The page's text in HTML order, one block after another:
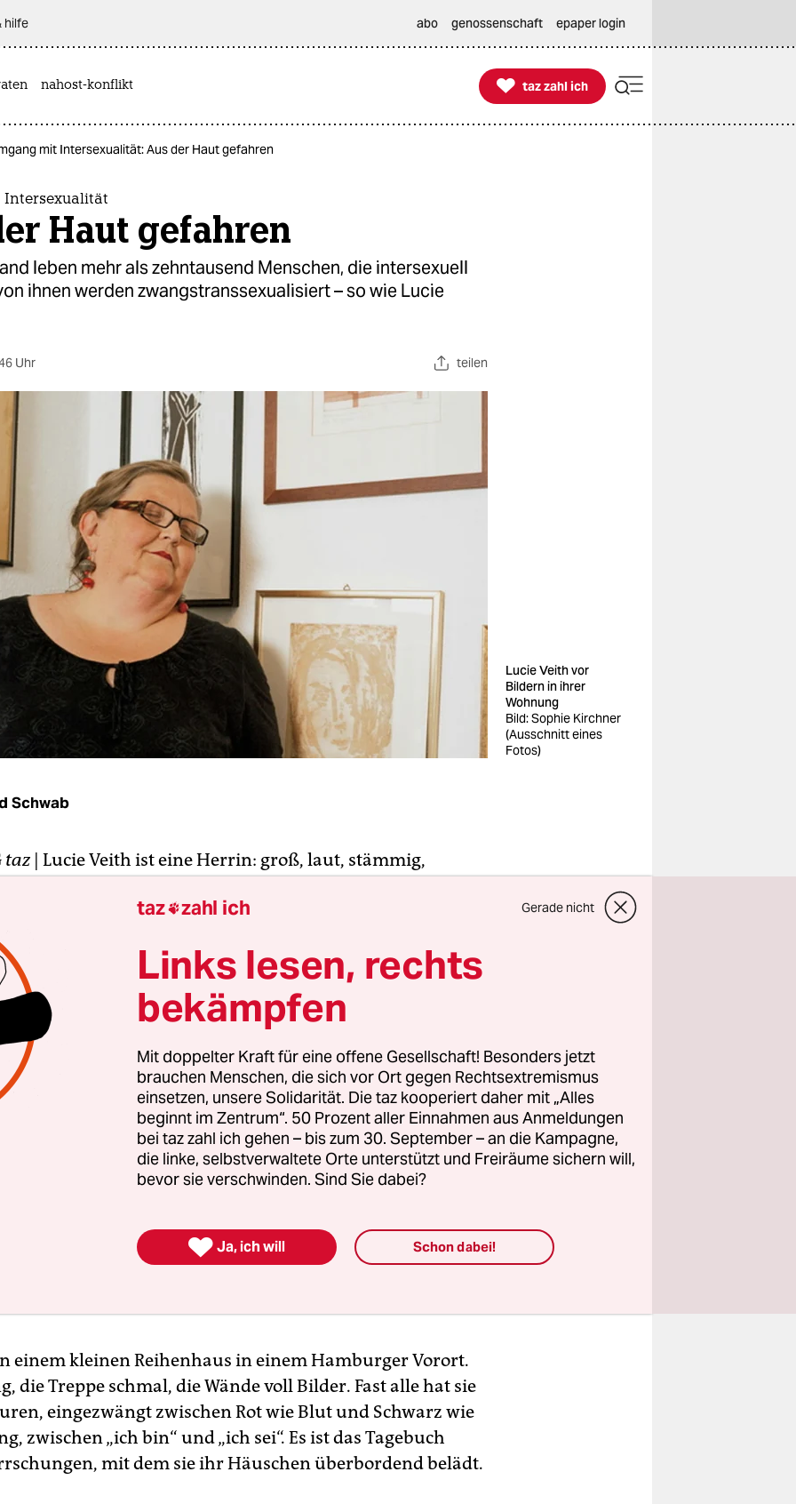
hilfe abo genossenschaft epaper login
nahost-konflikt 
taz zahl ich
taz zahl ich
mit Intersexualität: Aus der Haut gefahren
Intersexualität
Haut gefahren
leben mehr als zehntausend Menschen, die intersexuell
ihnen werden zwangstranssexualisiert – so wie Lucie
Uhr teilen
Lucie Veith vor
Bildern in ihrer
Wohnung
Bild: Sophie Kirchner
(Ausschnitt eines
Fotos)
Schwab
taz | Lucie Veith ist eine Herrin: groß, laut, stämmig,
im zweiten Satz dieses Wort, diese Offenbarung. Ist es
des guten Geschmacks?
Geschmack will Veith nichts wissen.
einem kleinen Reihenhaus in einem Hamburger Vorort.
die Treppe schmal, die Wände voll Bilder. Fast alle hat sie
eingezwängt zwischen Rot wie Blut und Schwarz wie
zwischen „ich bin“ und „ich sei“. Es ist das Tagebuch
mit dem sie ihr Häuschen überbordend belädt.
taz zahl ich Gerade nicht
Links lesen, rechts
bekämpfen
Mit doppelter Kraft für eine offene Gesellschaft! Besonders jetzt
brauchen Menschen, die sich vor Ort gegen Rechtsextremismus
einsetzen, unsere Solidarität. Die taz kooperiert daher mit „Alles
beginnt im Zentrum“. 50 Prozent aller Einnahmen aus Anmeldungen
bei taz zahl ich gehen – bis zum 30. September – an die Kampagne,
die linke, selbstverwaltete Orte unterstützt und Freiräume sichern will,
bevor sie verschwinden. Sind Sie dabei?
 Ja, ich will Schon dabei!